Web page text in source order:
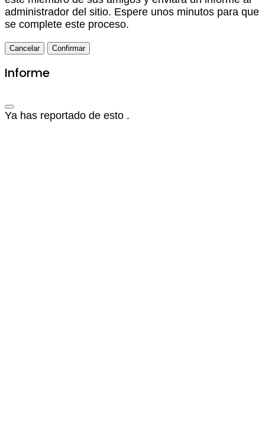
administrador del sitio. Espere unos minutos para que
se complete este proceso.
Confirmar
Informe
Ya has reportado de esto .